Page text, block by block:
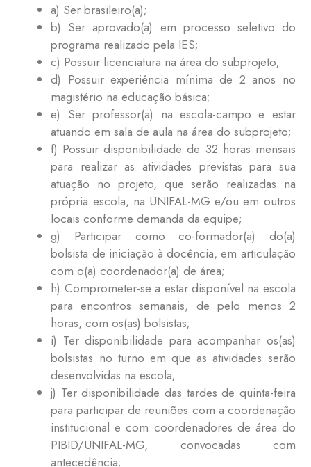
a) Ser brasileiro(a);
b) Ser aprovado(a) em processo seletivo do
programa realizado pela IES;
c) Possuir licenciatura na área do subprojeto;
d) Possuir experiência mínima de 2 anos no
magistério na educação básica;
e) Ser professor(a) na escola-campo e estar
atuando em sala de aula na área do subprojeto;
f) Possuir disponibilidade de 32 horas mensais
para realizar as atividades previstas para sua
atuação no projeto, que serão realizadas na
própria escola, na UNIFAL-MG e/ou em outros
locais conforme demanda da equipe;
g) Participar como co-formador(a) do(a)
bolsista de iniciação à docência, em articulação
com o(a) coordenador(a) de área;
h) Comprometer-se a estar disponível na escola
para encontros semanais, de pelo menos 2
horas, com os(as) bolsistas;
i) Ter disponibilidade para acompanhar os(as)
bolsistas no turno em que as atividades serão
desenvolvidas na escola;
j) Ter disponibilidade das tardes de quinta-feira
para participar de reuniões com a coordenação
institucional e com coordenadores de área do
PIBID/UNIFAL-MG, convocadas com
antecedência;